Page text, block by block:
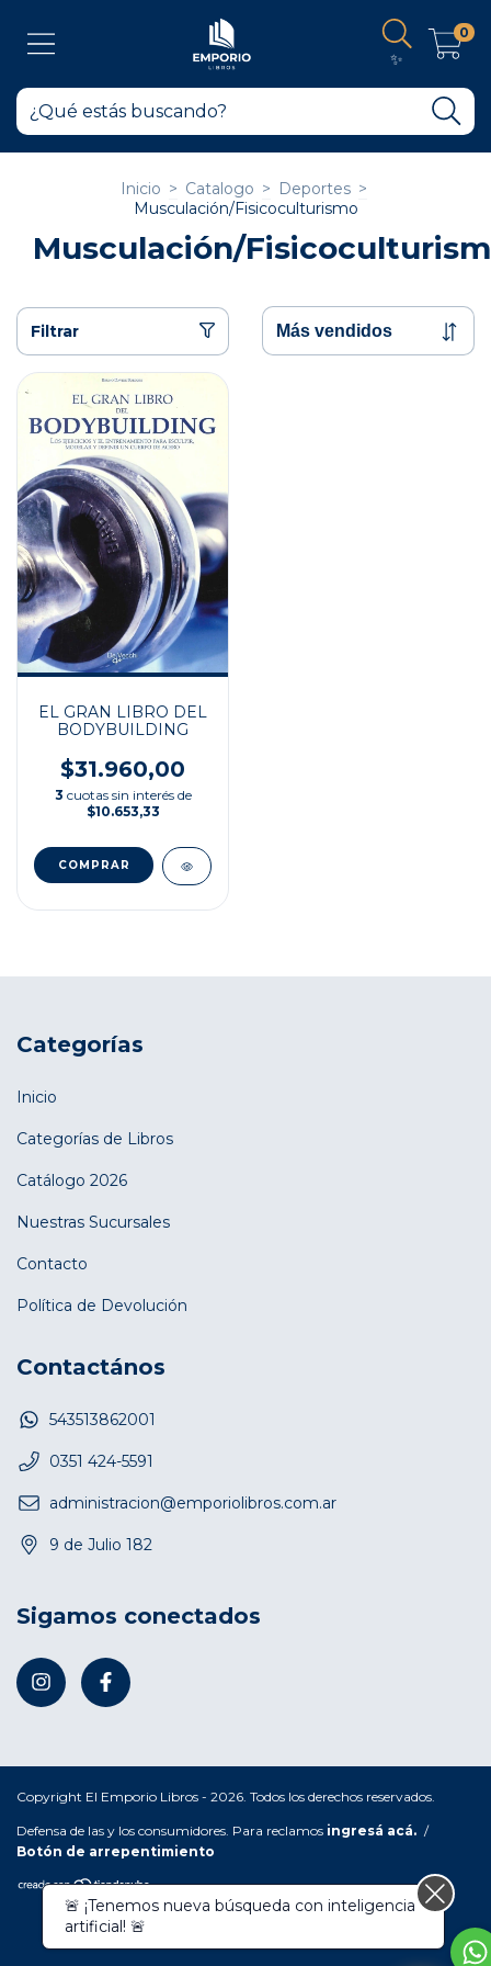
✨
0
Inicio > Catalogo > Deportes >
Musculación/Fisicoculturismo
Musculación/
Filtrar
EL GRAN LIBRO DEL
BODYBUILDING
$31.960,00
3 cuotas sin interés de
$10.653,33
Categorías
Inicio
Categorías de Libros
Catálogo 2026
Nuestras Sucursales
Contacto
Política de Devolución
Contactános
543513862001
0351 424-5591
administracion@emporiolibros.com.ar
9 de Julio 182
Sigamos conectados
Copyright El Emporio Libros - 2026. Todos los derechos reservados.
Defensa de las y los consumidores. Para reclamos ingresá acá. /
Botón de arrepentimiento
🚨 ¡Tenemos nueva búsqueda con inteligencia
artificial! 🚨